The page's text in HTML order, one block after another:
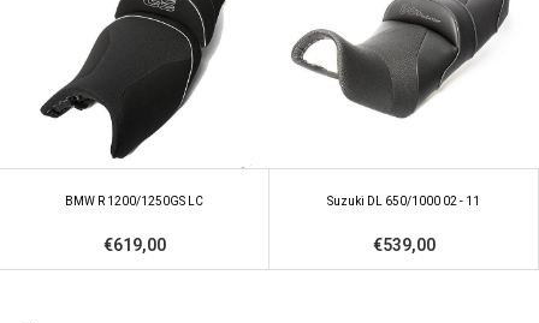
BMW R 1200/1250GS LC
€619,00
Suzuki DL 650/1000 02 - 11
€539,00